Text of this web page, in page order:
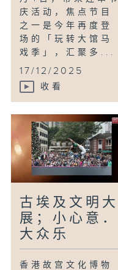
庆活动，焦点节目
之一是今年再度登
场的「玩转大馆马
戏季」，汇聚多...
17/12/2025
收看
古埃及文明大
展；小心意．
大众乐
香港故宫文化博物